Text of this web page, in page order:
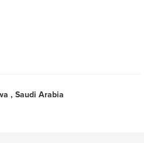
, Saudi Arabia